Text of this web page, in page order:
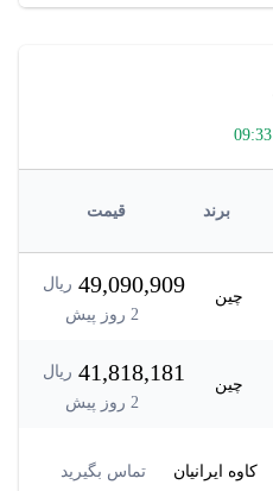
09:33
برند قیمت
چین 49,090,909 ریال
2 روز پیش
چین 41,818,181 ریال
2 روز پیش
کاوه ایرانیان تماس بگیرید